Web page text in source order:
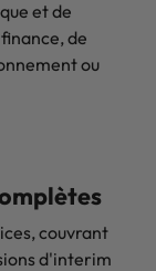
et de
de
ou
couvrant
d'interim